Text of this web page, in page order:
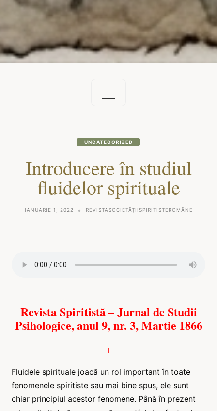
UNCATEGORIZED
Introducere în studiul
fluidelor spirituale
IANUARIE 1, 2022 REVISTASOCIETĂȚIISPIRITISTEROMÂNE
Revista Spiritistă – Jurnal de Studii
Psihologice, anul 9, nr. 3, Martie 1866
I
Fluidele spirituale joacă un rol important în toate
fenomenele spiritiste sau mai bine spus, ele sunt
chiar principiul acestor fenomene. Până în prezent